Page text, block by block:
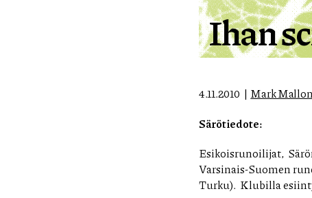
Ihan
4.11.2010 Mark Mallon
Särötiedote:
Esikoisrunoilijat,
Varsinais-Suomen
Turku). Klubilla